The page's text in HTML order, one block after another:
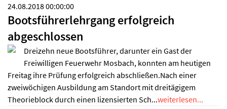
24.08.2018 00:00:00
Bootsführerlehrgang erfolgreich
abgeschlossen
Dreizehn neue Bootsführer, darunter ein Gast der
Freiwilligen Feuerwehr Mosbach, konnten am heutigen
Freitag ihre Prüfung erfolgreich abschließen.Nach einer
zweiwöchigen Ausbildung am Standort mit dreitägigem
Theorieblock durch einen lizensierten Sch...weiterlesen...